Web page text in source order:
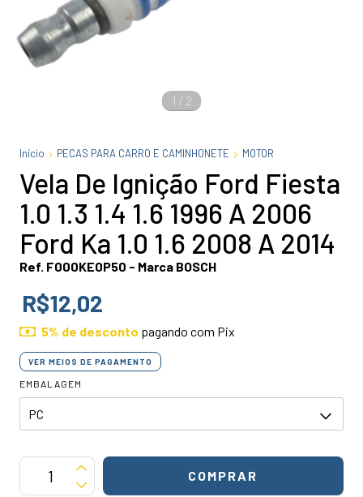
1 / 2
Início PECAS PARA CARRO E CAMINHONETE MOTOR
Vela De Ignição Ford Fiesta
1.0 1.3 1.4 1.6 1996 A 2006
Ford Ka 1.0 1.6 2008 A 2014
Ref. F000KE0P50 - Marca BOSCH
R$12,02
5% de desconto pagando com Pix
VER MEIOS DE PAGAMENTO
EMBALAGEM